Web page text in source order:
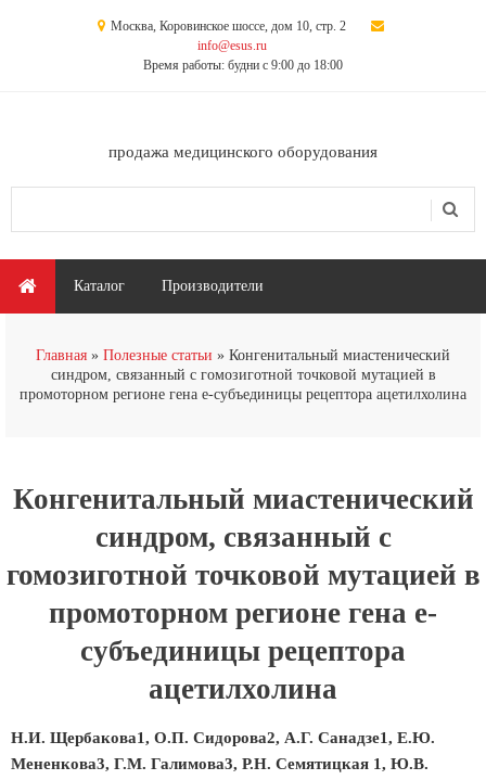
Москва, Коровинское шоссе, дом 10, стр. 2
info@esus.ru
Время работы: будни с 9:00 до 18:00
продажа медицинского оборудования
Главное меню
Каталог Производители
Главная Полезные статьи
Конгенитальный миастенический
синдром, связанный с гомозиготной точковой мутацией в
промоторном регионе гена e-субъединицы рецептора ацетилхолина
Конгенитальный миастенический
синдром, связанный с
гомозиготной точковой мутацией в
промоторном регионе гена e-
субъединицы рецептора
ацетилхолина
Н.И. Щербакова1, О.П. Сидорова2, А.Г. Санадзе1, Е.Ю.
Мененкова3, Г.М. Галимова3, Р.Н. Семятицкая 1, Ю.В.